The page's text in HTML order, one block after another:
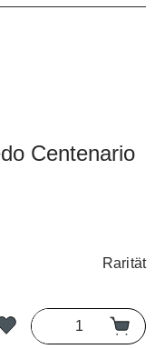
Centenario
Rarität